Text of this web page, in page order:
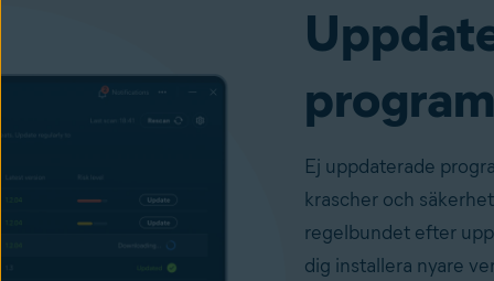
Ej uppdaterade
krascher och
regelbundet efter
dig installera nyare